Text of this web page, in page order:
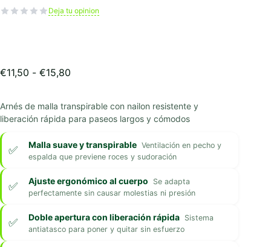
Deja tu opinion
€11,50 - €15,80
desde
€11,50
€15,80
Arnés de malla transpirable con nailon resistente y
liberación rápida para paseos largos y cómodos
Malla suave y transpirable Ventilación en pecho y
espalda que previene roces y sudoración
Ajuste ergonómico al cuerpo
Se adapta
perfectamente sin causar molestias ni presión
Doble apertura con liberación rápida Sistema
antiatasco para poner y quitar sin esfuerzo